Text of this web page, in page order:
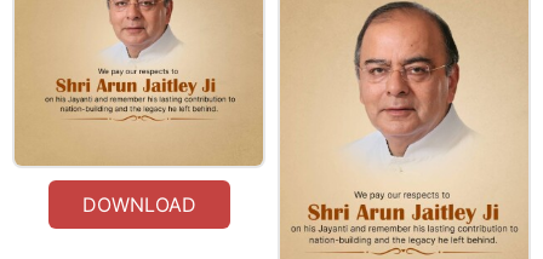
DOWNLOAD